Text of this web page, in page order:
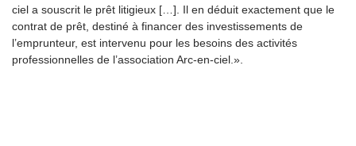
ciel a souscrit le prêt litigieux […]. Il en déduit exactement que le
contrat de prêt, destiné à financer des investissements de
l’emprunteur, est intervenu pour les besoins des activités
professionnelles de l’association Arc-en-ciel. ».